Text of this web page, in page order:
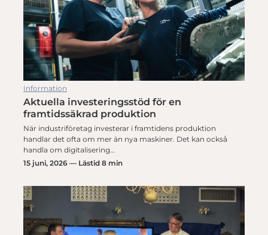
Information
Aktuella investeringsstöd för en
framtidssäkrad produktion
När industriföretag investerar i framtidens produktion
handlar det ofta om mer än nya maskiner. Det kan också
handla om digitalisering…
15 juni, 2026 — Lästid 8 min